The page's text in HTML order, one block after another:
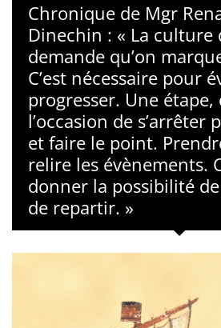
Chronique de Mgr
Dinechin : « La culture
demande qu’on
C’est nécessaire pour
progresser. Une étape,
l’occasion de s’arrêter
et faire le point.
relire les évènements.
donner la possibilité
de repartir. »